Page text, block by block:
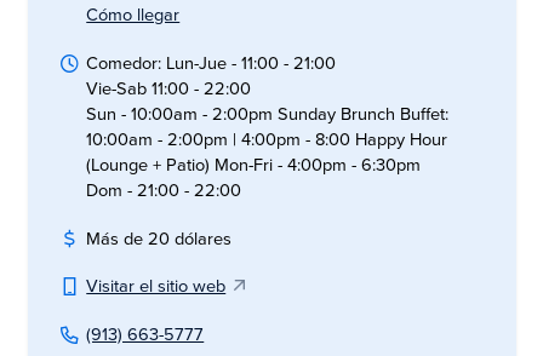
Cómo llegar
Comedor: Lun-Jue - 11:00 - 21:00
Vie-Sab 11:00 - 22:00
Sun - 10:00am - 2:00pm Sunday Brunch Buffet:
10:00am - 2:00pm | 4:00pm - 8:00 Happy Hour
(Lounge + Patio) Mon-Fri - 4:00pm - 6:30pm
Dom - 21:00 - 22:00
Más de 20 dólares
Visitar el sitio web
(913) 663-5777